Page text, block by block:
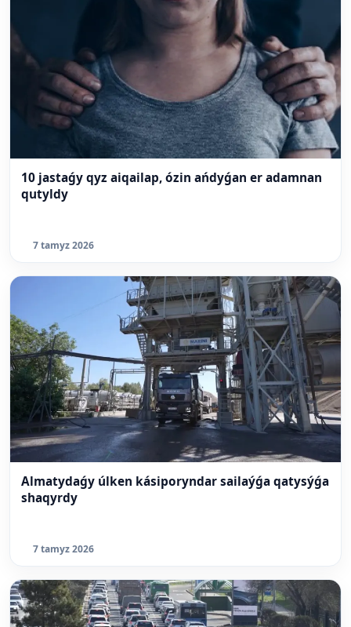
10 jastaǵy qyz aiqailap, ózin ańdyǵan er adamnan
qutyldy
7 tamyz 2026
Almatydaǵy úlken kásiporyndar sailaýǵa qatysýǵa
shaqyrdy
7 tamyz 2026